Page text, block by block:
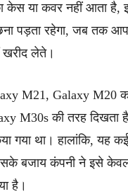
केस या कवर नहीं आता है,
पड़ता रहेगा, जब तक
लेते।
M21, Galaxy M20
M30s की तरह दिखता
गया था। हालांकि, यह
बजाय कंपनी ने इसे
है।